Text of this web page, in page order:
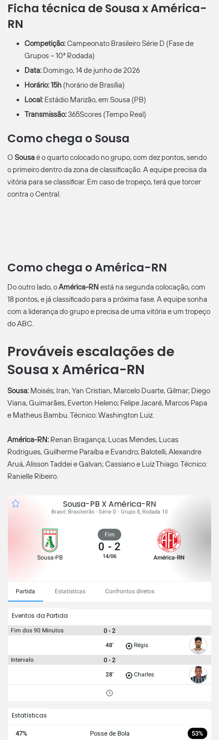
Ficha técnica de Sousa x América-
RN
Competição:Campeonato Brasileiro Série D (Fase de
Grupos – 10ª Rodada)
Data: Domingo, 14 de junho de 2026
Horário:15h (horário de Brasília)
Local: Estádio Marizão, em Sousa (PB)
Transmissão:365Scores (Tempo Real)
Como chega o Sousa
O Sousaé o quarto colocado no grupo, com dez pontos, sendo
o primeiro dentro da zona de classificação. A equipe precisa da
vitória para se classificar. Em caso de tropeço, terá que torcer
contra o Central.
Como chega o América-RN
Do outro lado, oAmérica-RN está na segunda colocação, com
18 pontos, e já classificado para a próxima fase. A equipe sonha
com a liderança do grupo e precisa de uma vitória e um tropeço
do ABC.
Prováveis escalações de
Sousa x América-RN
Sousa: Moisés; Iran, Yan Cristian, Marcelo Duarte, Gilmar; Diego
Viana, Guimarães, Everton Heleno; Felipe Jacaré, Marcos Papa
e Matheus Bambu. Técnico: Washington Luiz.
América-RN: Renan Bragança; Lucas Mendes, Lucas
Rodrigues, Guilherme Paraíba e Evandro; Balotelli, Alexandre
Aruá, Alisson Taddei e Galvan; Cassiano e Luiz Thiago. Técnico:
Ranielle Ribeiro.
Sousa-PB X América-RN
Brasil, Brasileirão - Série D - Grupo 8, Rodada 10
Sousa-PB
Fim
0 - 2
14/06 América-RN
Partida Estatísticas Confrontos diretos
Eventos da Partida
Fim dos 90 Minutos 0 - 2
48' Régis
Intervalo 0 - 2
28' Charles
Estatísticas
47% Posse de Bola 53%